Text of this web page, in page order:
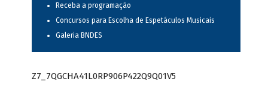
Receba a programação
Concursos para Escolha de Espetáculos Musicais
Galeria BNDES
Z7_7QGCHA41L0RP906P422Q9Q01V5